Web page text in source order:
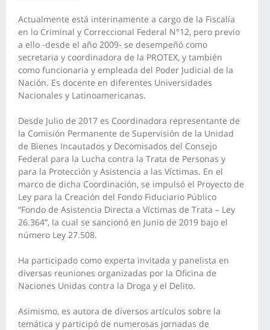
Actualmente está interinamente a cargo de la Fiscalía
en lo Criminal y Correccional Federal N°12, pero previo
a ello -desde el año 2009- se desempeñó como
secretaria y coordinadora de la PROTEX, y también
como funcionaria y empleada del Poder Judicial de la
Nación. Es docente en diferentes Universidades
Nacionales y Latinoamericanas.
Desde Julio de 2017 es Coordinadora representante de
la Comisión Permanente de Supervisión de la Unidad
de Bienes Incautados y Decomisados del Consejo
Federal para la Lucha contra la Trata de Personas y
para la Protección y Asistencia a las Víctimas. En el
marco de dicha Coordinación, se impulsó el Proyecto de
Ley para la Creación del Fondo Fiduciario Público
“Fondo de Asistencia Directa a Víctimas de Trata – Ley
26.364”, la cual se sancionó en Junio de 2019 bajo el
número Ley 27.508.
Ha participado como experta invitada y panelista en
diversas reuniones organizadas por la Oficina de
Naciones Unidas contra la Droga y el Delito.
Asimismo, es autora de diversos artículos sobre la
temática y participó de numerosas jornadas de